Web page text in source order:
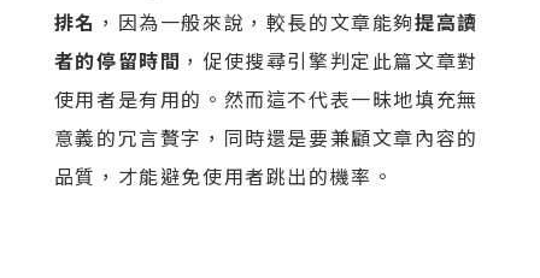
排名 ，因為一般來說，較長的文章能夠提高讀
者的停留時間 ，促使搜尋引擎判定此篇文章對
使用者是有用的。然而這不代表一昧地填充無
意義的冗言贅字，同時還是要兼顧文章內容的
品質，才能避免使用者跳出的機率。